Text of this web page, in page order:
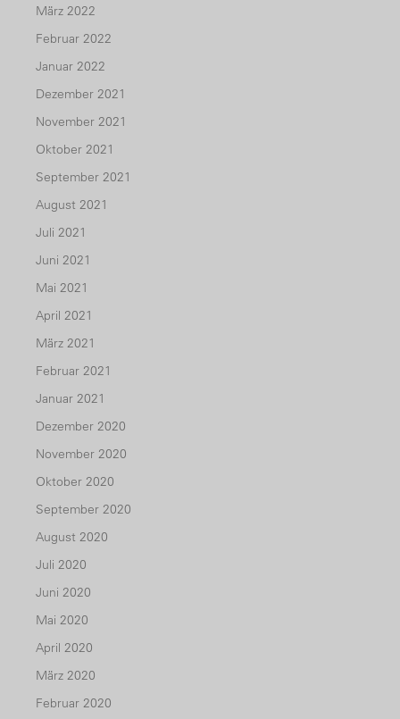
März 2022
Februar 2022
Januar 2022
Dezember 2021
November 2021
Oktober 2021
September 2021
August 2021
Juli 2021
Juni 2021
Mai 2021
April 2021
März 2021
Februar 2021
Januar 2021
Dezember 2020
November 2020
Oktober 2020
September 2020
August 2020
Juli 2020
Juni 2020
Mai 2020
April 2020
März 2020
Februar 2020